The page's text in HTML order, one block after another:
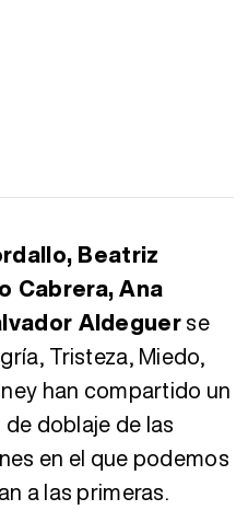
Beatriz
Cabrera, Ana
Aldeguerse
Tristeza, Miedo,
han compartido un
doblaje de las
en el que podemos
a las primeras.